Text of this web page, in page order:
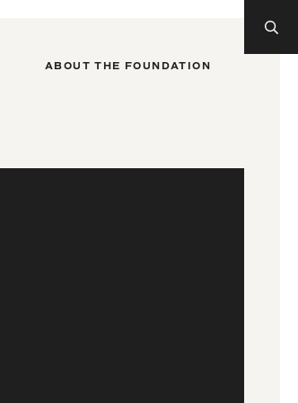
ABOUT THE FOUNDATION